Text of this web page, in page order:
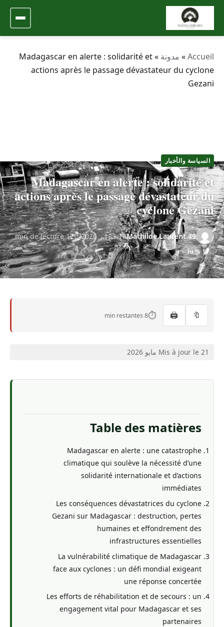
Accueil
»مدونة»
Madagascar en alerte : solidarité et
actions après le passage dévastateur du cyclone
Gezani
السياسة والأخبار
Madagascar en alerte : solidarité et
actions après le passage dévastateur du
cyclone Gezani
Mathilde.Laurent.4918 فبراير 2026 12 min de lecture
17 % lu
🔖
🖨️
⏱️
8 min restantes
Mis à jour le 21 مايو 2026
Table des matières
Madagascar en alerte : une catastrophe
climatique qui soulève la nécessité d’une
solidarité internationale et d’actions
immédiates
Les conséquences dévastatrices du cyclone
Gezani sur Madagascar : destruction, pertes
humaines et effondrement des
infrastructures essentielles
La vulnérabilité climatique de Madagascar
face aux cyclones : un défi mondial exigeant
une réponse concertée
Les efforts de réhabilitation et de secours : un
engagement vital pour Madagascar et ses
partenaires